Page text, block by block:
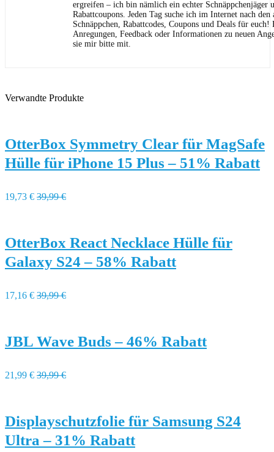
ergreifen – ich bin nämlich ein echter Schnäppchenjäger
Rabattcoupons. Jeden Tag suche ich im Internet nach den
Schnäppchen, Rabattcodes, Coupons und Deals für euch!
Anregungen, Feedback oder Informationen zu neuen
sie mir bitte mit.
Verwandte Produkte
OtterBox Symmetry Clear für MagSafe
Hülle für iPhone 15 Plus – 51% Rabatt
19,73 € 39,99 €
OtterBox React Necklace Hülle für
Galaxy S24 – 58% Rabatt
17,16 € 39,99 €
JBL Wave Buds – 46% Rabatt
21,99 € 39,99 €
Displayschutzfolie für Samsung S24
Ultra – 31% Rabatt